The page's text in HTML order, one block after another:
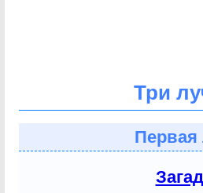
Три
Первая